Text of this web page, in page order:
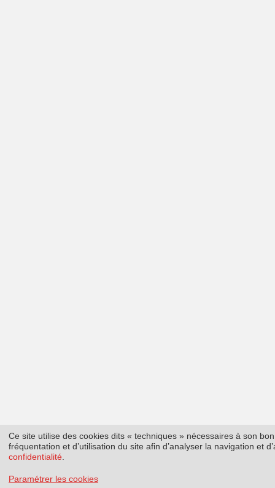
Ce site utilise des cookies dits « techniques » nécessaires à son
fréquentation et d’utilisation du site afin d’analyser la navigation et
confidentialité
Paramétrer les cookies